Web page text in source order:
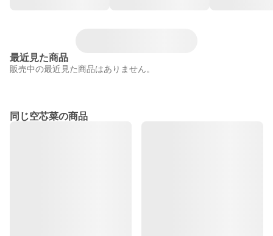
最近見た商品
販売中の最近見た商品はありません。
同じ空芯菜の商品